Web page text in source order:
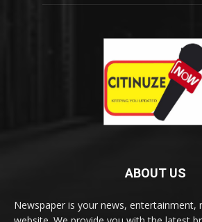
ABOUT US
Newspaper is your news, entertainment,